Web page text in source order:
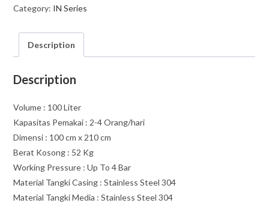
10
quantity
Category: IN Series
Description
Description
Volume : 100 Liter
Kapasitas Pemakai : 2-4 Orang/hari
Dimensi : 100 cm x 210 cm
Berat Kosong : 52 Kg
Working Pressure : Up To 4 Bar
Material Tangki Casing : Stainless Steel 304
Material Tangki Media : Stainless Steel 304